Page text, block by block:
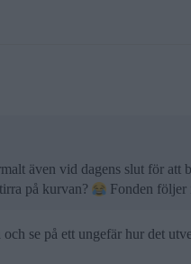
även vid dagens slut för
på kurvan?
Fonden följer
se på ett ungefär hur det